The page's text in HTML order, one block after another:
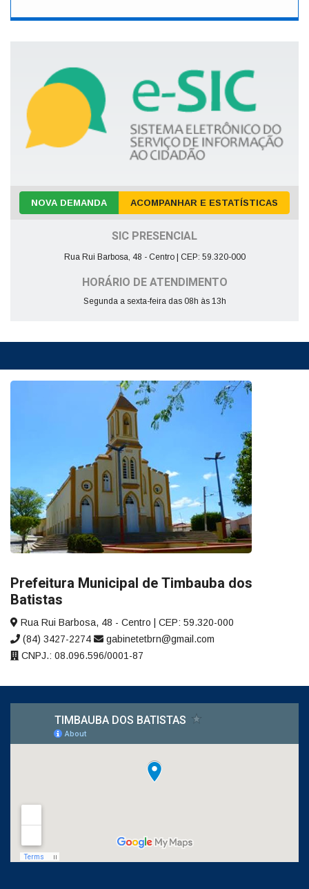
NOVA DEMANDA ACOMPANHAR E ESTATÍSTICAS
SIC PRESENCIAL
Rua Rui Barbosa, 48 - Centro | CEP: 59.320-000
HORÁRIO DE ATENDIMENTO
Segunda a sexta-feira das 08h às 13h
Prefeitura Municipal de Timbauba dos
Batistas
Rua Rui Barbosa, 48 - Centro | CEP: 59.320-000
(84) 3427-2274
gabinetetbrn@gmail.com
CNPJ.: 08.096.596/0001-87